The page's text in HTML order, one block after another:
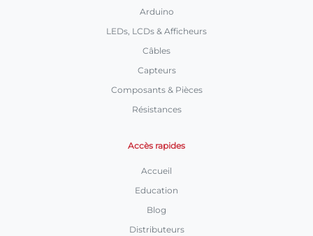
Arduino
LEDs, LCDs & Afficheurs
Câbles
Capteurs
Composants & Pièces
Résistances
Accès rapides
Accueil
Education
Blog
Distributeurs